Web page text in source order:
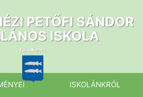
PETŐFI SÁNDOR
ISKOLA
ISKOLÁNKRÓL